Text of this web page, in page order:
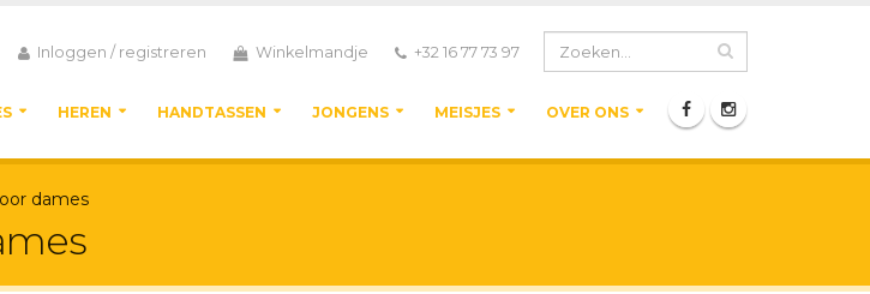
Inloggen / registreren Winkelmandje +32 16 77 73 97
HEREN HANDTASSEN JONGENS MEISJES OVER ONS
dames